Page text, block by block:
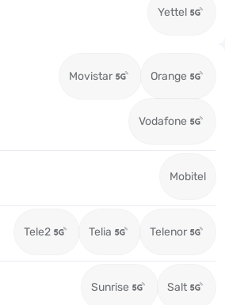
Yettel
Movistar Orange
Vodafone
Mobitel
Tele2 Telia Telenor
Sunrise Salt